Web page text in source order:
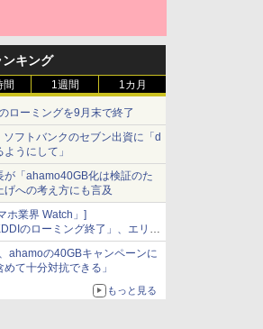
キング
間 1週間 1カ月
ローミングを9月末で終了
ソフトバンクのセブン出資に「d
うにして」
が「ahamo40GB化は検証のた
げへの考え方にも言及
ホ業界 Watch」]
のローミング終了」、エリア
穴と楽天モバイルの課題
ahamoの40GBキャンペーンに
めて十分対抗できる」
もっと見る